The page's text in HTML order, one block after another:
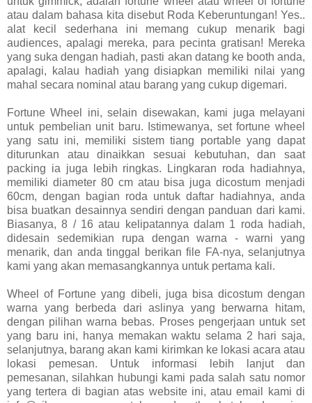
atau dalam bahasa kita disebut Roda Keberuntungan! Yes..
alat kecil sederhana ini memang cukup menarik bagi
audiences, apalagi mereka, para pecinta gratisan! Mereka
yang suka dengan hadiah, pasti akan datang ke booth anda,
apalagi, kalau hadiah yang disiapkan memiliki nilai yang
mahal secara nominal atau barang yang cukup digemari.
Fortune Wheel ini, selain disewakan, kami juga melayani
untuk pembelian unit baru. Istimewanya, set fortune wheel
yang satu ini, memiliki sistem tiang portable yang dapat
diturunkan atau dinaikkan sesuai kebutuhan, dan saat
packing ia juga lebih ringkas. Lingkaran roda hadiahnya,
memiliki diameter 80 cm atau bisa juga dicostum menjadi
60cm, dengan bagian roda untuk daftar hadiahnya, anda
bisa buatkan desainnya sendiri dengan panduan dari kami.
Biasanya, 8 / 16 atau kelipatannya dalam 1 roda hadiah,
didesain sedemikian rupa dengan warna - warni yang
menarik, dan anda tinggal berikan file FA-nya, selanjutnya
kami yang akan memasangkannya untuk pertama kali.
Wheel of Fortune yang dibeli, juga bisa dicostum dengan
warna yang berbeda dari aslinya yang berwarna hitam,
dengan pilihan warna bebas. Proses pengerjaan untuk set
yang baru ini, hanya memakan waktu selama 2 hari saja,
selanjutnya, barang akan kami kirimkan ke lokasi acara atau
lokasi pemesan. Untuk informasi lebih lanjut dan
pemesanan, silahkan hubungi kami pada salah satu nomor
yang tertera di bagian atas website ini, atau email kami di